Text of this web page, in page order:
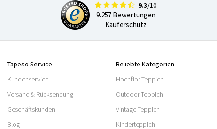
9.3/10
9.257 Bewertungen
Käuferschutz
Tapeso Service
Kundenservice
Versand & Rücksendung
Geschäftskunden
Blog
Beliebte Kategorien
Hochflor Teppich
Outdoor Teppich
Vintage Teppich
Kinderteppich